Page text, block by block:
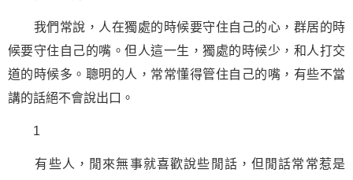
我們常說，人在獨處的時候要守住自己的心，群居的時
候要守住自己的嘴。但人這一生，獨處的時候少，和人打交
道的時候多。聰明的人，常常懂得管住自己的嘴，有些不當
講的話絕不會說出口。
1
有些人，閒來無事就喜歡說些閒話，但閒話常常惹是